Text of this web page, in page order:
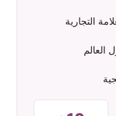
التجارية